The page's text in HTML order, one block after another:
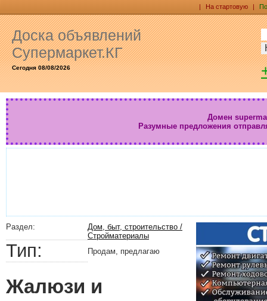
| На стартовую |
Доска объявлений
Супермаркет.КГ
Сегодня 08/08/2026
Домен
Разумные предложения
Раздел:
Дом, быт, строительство /
Стройматериалы
Тип: Продам, предлагаю
Жалюзи и